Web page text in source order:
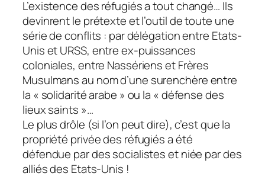
L’existence des réfugiés a tout changé… Ils
devinrent le prétexte et l’outil de toute une
série de conflits : par délégation entre Etats-
Unis et URSS, entre ex-puissances
coloniales, entre Nassériens et Frères
Musulmans au nom d’une surenchère entre
la « solidarité arabe » ou la « défense des
lieux saints »…
Le plus drôle (si l’on peut dire), c’est que la
propriété privée des réfugiés a été
défendue par des socialistes et niée par des
alliés des Etats-Unis !